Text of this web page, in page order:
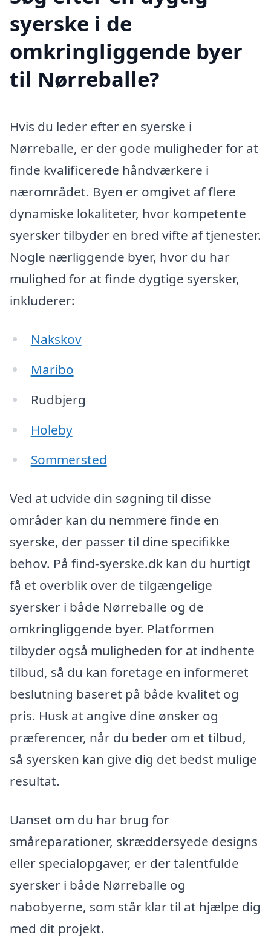
syerske i de
omkringliggende byer
til Nørreballe?
Hvis du leder efter en syerske i
Nørreballe, er der gode muligheder for at
finde kvalificerede håndværkere i
nærområdet. Byen er omgivet af flere
dynamiske lokaliteter, hvor kompetente
syersker tilbyder en bred vifte af tjenester.
Nogle nærliggende byer, hvor du har
mulighed for at finde dygtige syersker,
inkluderer:
Nakskov
Maribo
Rudbjerg
Holeby
Sommersted
Ved at udvide din søgning til disse
områder kan du nemmere finde en
syerske, der passer til dine specifikke
behov. På find-syerske.dk kan du hurtigt
få et overblik over de tilgængelige
syersker i både Nørreballe og de
omkringliggende byer. Platformen
tilbyder også muligheden for at indhente
tilbud, så du kan foretage en informeret
beslutning baseret på både kvalitet og
pris. Husk at angive dine ønsker og
præferencer, når du beder om et tilbud,
så syersken kan give dig det bedst mulige
resultat.
Uanset om du har brug for
småreparationer, skræddersyede designs
eller specialopgaver, er der talentfulde
syersker i både Nørreballe og
nabobyerne, som står klar til at hjælpe dig
med dit projekt.